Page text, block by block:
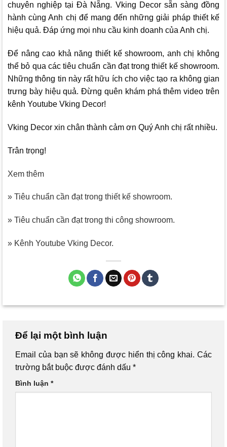
chuyên nghiệp tại Đà Nẵng. Vking Decorsẵn sàng đồng
hành cùng Anh chị để mang đến những giải pháp thiết kế
hiệu quả. Đáp ứng mọi nhu cầu kinh doanh của Anh chị.
Để nâng cao khả năng thiết kế showroom, anh chị không
thể bỏ qua các tiêu chuẩn cần đạt trong thiết kế showroom.
Những thông tin này rất hữu ích cho việc tạo ra không gian
trưng bày hiệu quả. Đừng quên khám phá thêm video trên
kênh Youtube Vking Decor!
Vking Decor xin chân thành cảm ơn Quý Anh chị rất nhiều.
Trân trọng!
Xem thêm
» Tiêu chuẩn cần đạt trong thiết kế showroom.
» Tiêu chuẩn cần đạt trong thi công showroom.
» Kênh Youtube Vking Decor.
Để lại một bình luận
Email của bạn sẽ không được hiển thị công khai. Các
trường bắt buộc được đánh dấu *
Bình luận *